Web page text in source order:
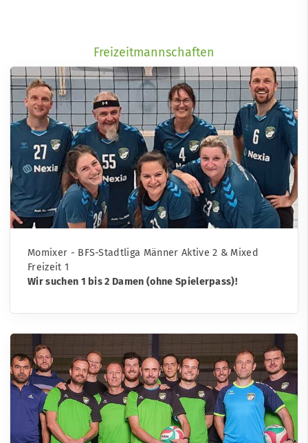
Freizeitmannschaften
Momixer - BFS-Stadtliga Männer Aktive 2 & Mixed
Freizeit 1
Wir suchen 1 bis 2 Damen (ohne Spielerpass)!